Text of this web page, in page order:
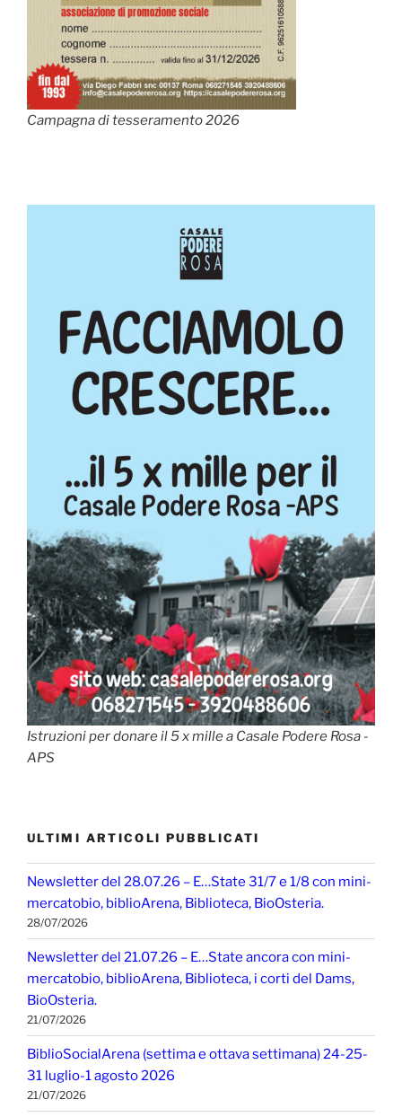
Campagna di tesseramento 2026
Istruzioni per donare il 5 x mille a Casale Podere Rosa -
APS
ULTIMI ARTICOLI PUBBLICATI
Newsletter del 28.07.26 – E…State 31/7 e 1/8 con mini-
mercatobio, biblioArena, Biblioteca, BioOsteria.
28/07/2026
Newsletter del 21.07.26 – E…State ancora con mini-
mercatobio, biblioArena, Biblioteca, i corti del Dams,
BioOsteria.
21/07/2026
BiblioSocialArena (settima e ottava settimana) 24-25-
31 luglio-1 agosto 2026
21/07/2026